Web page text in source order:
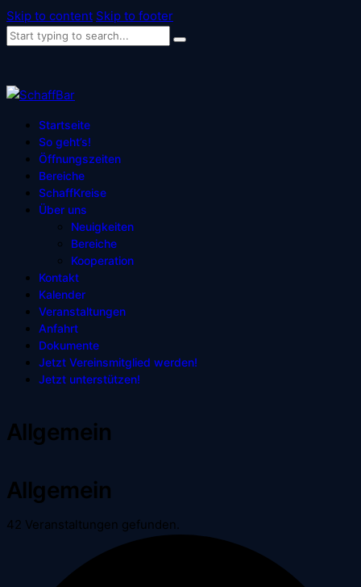
Skip to content Skip to footer
Startseite
So geht’s!
Öffnungszeiten
Bereiche
SchaffKreise
Über uns
Neuigkeiten
Bereiche
Kooperation
Kontakt
Kalender
Veranstaltungen
Anfahrt
Dokumente
Jetzt Vereinsmitglied werden!
Jetzt unterstützen!
Allgemein
Allgemein
42 Veranstaltungen gefunden.